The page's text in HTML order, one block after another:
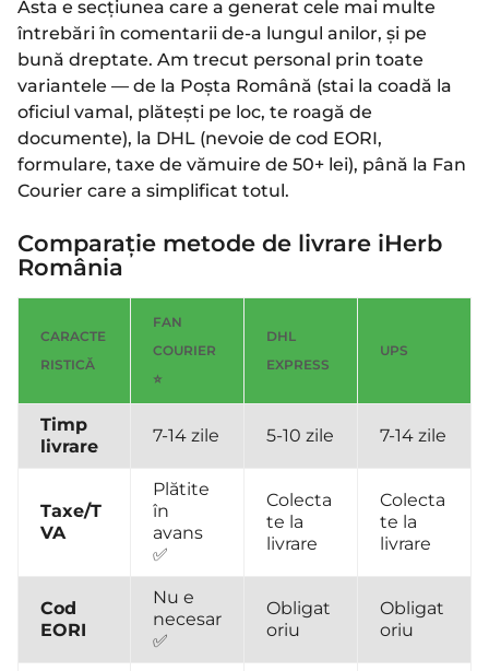
Asta e secțiunea care a generat cele mai multe
întrebări în comentarii de-a lungul anilor, și pe
bună dreptate. Am trecut personal prin toate
variantele — de la Poșta Română (stai la coadă la
oficiul vamal, plătești pe loc, te roagă de
documente), la DHL (nevoie de cod EORI,
formulare, taxe de vămuire de 50+ lei), până la Fan
Courier care a simplificat totul.
Comparație metode de livrare iHerb
România
CARACTE
RISTICĂ
FAN
COURIER
⭐
DHL
EXPRESS
UPS
Timp
livrare
7-14 zile 5-10 zile 7-14 zile
Taxe/T
VA
Plătite
în
avans
✅
Colecta
te la
livrare
Colecta
te la
livrare
Cod
EORI
Nu e
necesar
✅
Obligat
oriu
Obligat
oriu